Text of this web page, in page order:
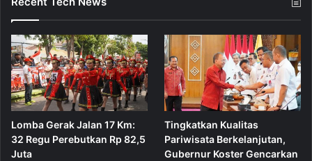
Lomba Gerak Jalan 17 Km:
32 Regu Perebutkan Rp 82,5
Juta
Tingkatkan Kualitas
Pariwisata Berkelanjutan,
Gubernur Koster Gencarkan